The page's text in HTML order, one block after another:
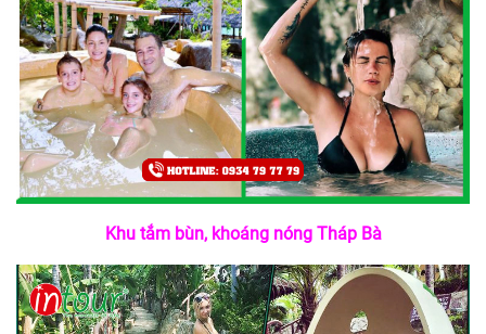
Khu tắm bùn, khoáng nóng Tháp Bà